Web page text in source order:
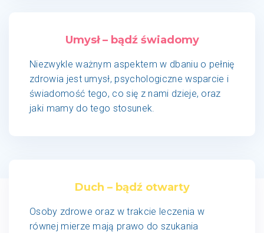
Umysł – bądź świadomy
Niezwykle ważnym aspektem w dbaniu o pełnię
zdrowia jest umysł, psychologiczne wsparcie i
świadomość tego, co się z nami dzieje, oraz
jaki mamy do tego stosunek.
Duch – bądź otwarty
Osoby zdrowe oraz w trakcie leczenia w
równej mierze mają prawo do szukania